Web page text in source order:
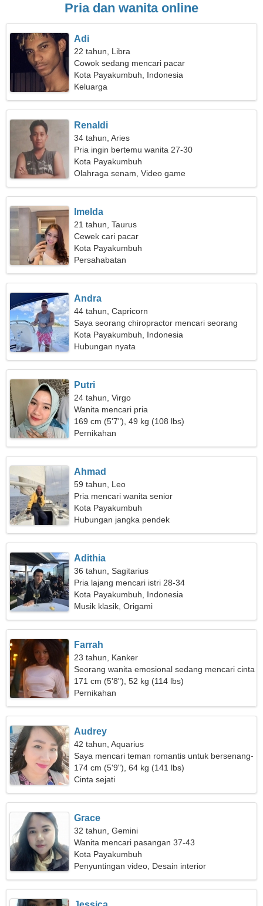
Pria dan wanita online
Adi
22 tahun, Libra
Cowok sedang mencari pacar
Kota Payakumbuh, Indonesia
Keluarga
Renaldi
34 tahun, Aries
Pria ingin bertemu wanita 27-30
Kota Payakumbuh
Olahraga senam, Video game
Imelda
21 tahun, Taurus
Cewek cari pacar
Kota Payakumbuh
Persahabatan
Andra
44 tahun, Capricorn
Saya seorang chiropractor mencari seorang
wanita cantik
Kota Payakumbuh, Indonesia
Hubungan nyata
Putri
24 tahun, Virgo
Wanita mencari pria
169 cm (5'7"), 49 kg (108 lbs)
Pernikahan
Ahmad
59 tahun, Leo
Pria mencari wanita senior
Kota Payakumbuh
Hubungan jangka pendek
Adithia
36 tahun, Sagitarius
Pria lajang mencari istri 28-34
Kota Payakumbuh, Indonesia
Musik klasik, Origami
Farrah
23 tahun, Kanker
Seorang wanita emosional sedang mencari cinta
sejati
171 cm (5'8"), 52 kg (114 lbs)
Pernikahan
Audrey
42 tahun, Aquarius
Saya mencari teman romantis untuk bersenang-
senang
174 cm (5'9"), 64 kg (141 lbs)
Cinta sejati
Grace
32 tahun, Gemini
Wanita mencari pasangan 37-43
Kota Payakumbuh
Penyuntingan video, Desain interior